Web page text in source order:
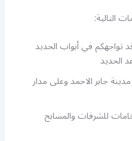
التالية:
تواجهكم في أبواب الحديد
الحديد
جابر الاحمد وعلى مدار
للشرفات والمسابح